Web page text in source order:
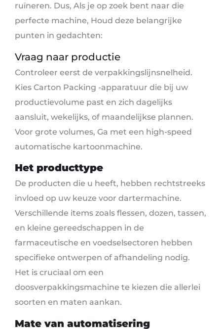
ruïneren. Dus, Als je op zoek bent naar die
perfecte machine, Houd deze belangrijke
punten in gedachten:
Vraag naar productie
Controleer eerst de verpakkingslijnsnelheid.
Kies Carton Packing -apparatuur die bij uw
productievolume past en zich dagelijks
aansluit, wekelijks, of maandelijkse plannen.
Voor grote volumes, Ga met een high-speed
automatische kartoonmachine.
Het producttype
De producten die u heeft, hebben rechtstreeks
invloed op uw keuze voor dartermachine.
Verschillende items zoals flessen, dozen, tassen,
en kleine gereedschappen in de
farmaceutische en voedselsectoren hebben
specifieke ontwerpen of afhandeling nodig.
Het is cruciaal om een ​​
doosverpakkingsmachine te kiezen die allerlei
soorten en maten aankan.
Mate van automatisering